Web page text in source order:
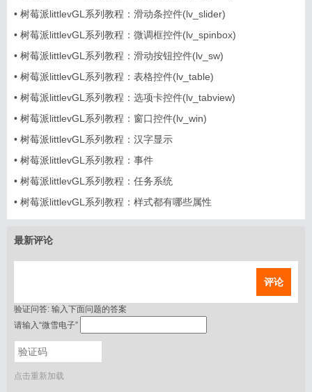
• 树莓派littlevGL系列教程：滑动条控件(lv_slider)
• 树莓派littlevGL系列教程：微调框控件(lv_spinbox)
• 树莓派littlevGL系列教程：滑动按钮控件(lv_sw)
• 树莓派littlevGL系列教程：表格控件(lv_table)
• 树莓派littlevGL系列教程：选项卡控件(lv_tabview)
• 树莓派littlevGL系列教程：窗口控件(lv_win)
• 树莓派littlevGL系列教程：汉字显示
• 树莓派littlevGL系列教程：事件
• 树莓派littlevGL系列教程：任务系统
• 树莓派littlevGL系列教程：样式都有哪些属性
最新评论
评论
验证问答: 输入下面问题的答案
请输入“微雪电子”
点击重新加载